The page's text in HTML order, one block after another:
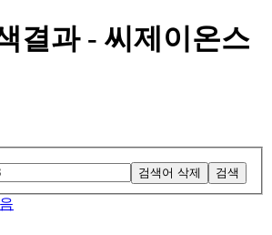
결과 - 씨제이온스
검색어 삭제 검색